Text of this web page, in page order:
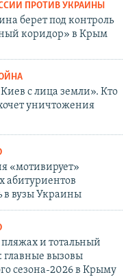
ПРОТИВ УКРАИНЫ
берет под контроль
коридор» в Крым
с лица земли». Кто
уничтожения
«мотивирует»
абитуриентов
в вузы Украины
и тотальный
главные вызовы
сезона-2026 в Крыму